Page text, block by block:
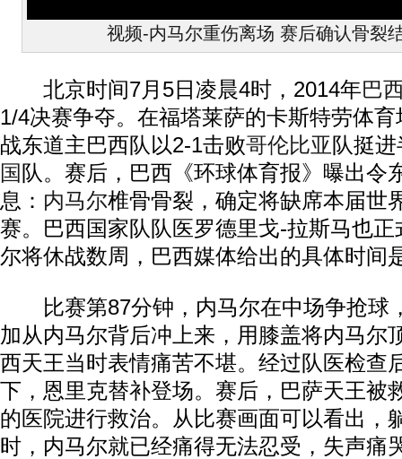
视频-内马尔重伤离场 赛后确认骨裂
北京时间7月5日凌晨4时，2014年巴
1/4决赛争夺。在福塔莱萨的卡斯特劳体
战东道主巴西队以2-1击败哥伦比亚 队挺
国 队。赛后，巴西《环球体育报》曝出令
息： 内马尔椎骨骨裂，确定将缺席本届世
赛。巴西国家队队医罗德里戈-拉斯马也
尔将休战数周，巴西媒体给出的具体时间
比赛第87分钟，内马尔在中场争抢球
加从内马尔背后冲上来，用膝盖将内马尔
西天王当时表情痛苦不堪。经过队医检查
下，恩里克替补登场。赛后，巴萨天王被
的医院进行救治。从比赛画面可以看出，
时，内马尔就已经痛得无法忍受，失声痛